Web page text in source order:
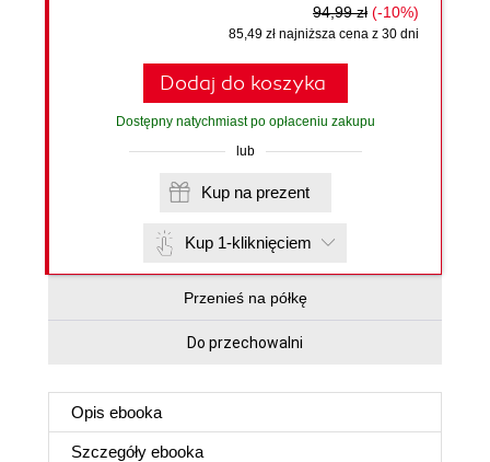
94,99 zł (-10%)
85,49 zł najniższa cena z 30 dni
Dodaj do koszyka
Dostępny natychmiast po opłaceniu zakupu
lub
Kup na prezent
Kup 1-kliknięciem
Przenieś na półkę
Do przechowalni
Opis ebooka
Szczegóły ebooka